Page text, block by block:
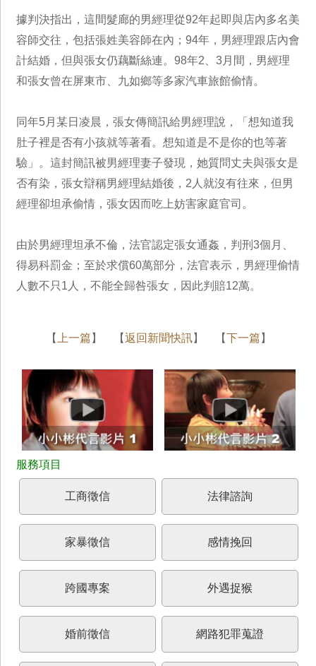
據判決指出，這間髮廊的男經理從92年起即與店內多名美
容師交往，包括張姓美容師在內；94年，男經理跟店內會
計結婚，但與張女仍藕斷絲連。98年2、3月間，男經理
和張女曾在屏東市、九如鄉等多家汽車旅館偷情。
同年5月某日凌晨，張女傳簡訊給男經理說，「想知道我
肚子裡是否有小孩就等著看。想知道是不是你的也等著
驗」。這封簡訊被男經理妻子發現，她質問丈夫與張女是
否有染，張女辯稱男經理結婚後，2人就沒有往來，但男
經理卻坦承偷情，張女因而吃上妨害家庭官司。
由於男經理坦承不倫，法官認定張女通姦，判刑3個月、
得易科罰金；至於求償60萬部分，法官表示，男經理偷情
人數不只1人，不能全歸咎張女，因此判賠12萬。
【 上一篇 】 【返回新聞快訊】 【下一篇 】
工商徵信 法律諮詢
家暴徵信 感情挽回
跨國專案 外遇捉猴
婚前徵信 網路犯罪蒐證